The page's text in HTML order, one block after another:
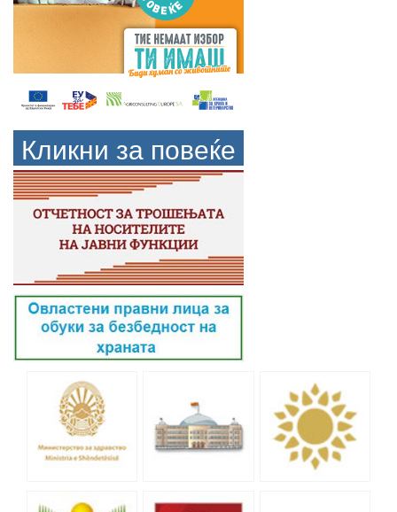
Кликни за повеќе